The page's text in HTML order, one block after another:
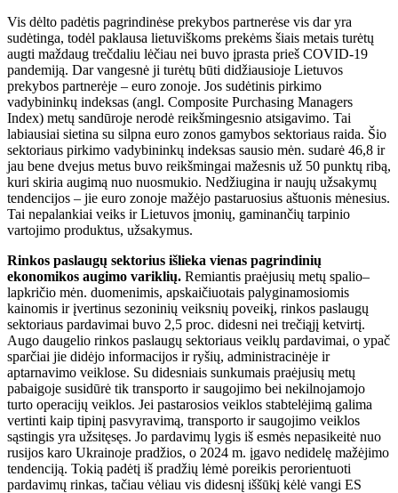
Vis dėlto padėtis pagrindinėse prekybos partnerėse vis dar yra
sudėtinga, todėl paklausa lietuviškoms prekėms šiais metais turėtų
augti maždaug trečdaliu lėčiau nei buvo įprasta prieš COVID-19
pandemiją. Dar vangesnė ji turėtų būti didžiausioje Lietuvos
prekybos partnerėje – euro zonoje. Jos sudėtinis pirkimo
vadybininkų indeksas (angl. Composite Purchasing Managers
Index) metų sandūroje nerodė reikšmingesnio atsigavimo. Tai
labiausiai sietina su silpna euro zonos gamybos sektoriaus raida. Šio
sektoriaus pirkimo vadybininkų indeksas sausio mėn. sudarė 46,8 ir
jau bene dvejus metus buvo reikšmingai mažesnis už 50 punktų ribą,
kuri skiria augimą nuo nuosmukio. Nedžiugina ir naujų užsakymų
tendencijos – jie euro zonoje mažėjo pastaruosius aštuonis mėnesius.
Tai nepalankiai veiks ir Lietuvos įmonių, gaminančių tarpinio
vartojimo produktus, užsakymus.
Rinkos paslaugų sektorius išlieka vienas pagrindinių
ekonomikos augimo variklių. Remiantis praėjusių metų spalio–
lapkričio mėn. duomenimis, apskaičiuotais palyginamosiomis
kainomis ir įvertinus sezoninių veiksnių poveikį, rinkos paslaugų
sektoriaus pardavimai buvo 2,5 proc. didesni nei trečiąjį ketvirtį.
Augo daugelio rinkos paslaugų sektoriaus veiklų pardavimai, o ypač
sparčiai jie didėjo informacijos ir ryšių, administracinėje ir
aptarnavimo veiklose. Su didesniais sunkumais praėjusių metų
pabaigoje susidūrė tik transporto ir saugojimo bei nekilnojamojo
turto operacijų veiklos. Jei pastarosios veiklos stabtelėjimą galima
vertinti kaip tipinį pasvyravimą, transporto ir saugojimo veiklos
sąstingis yra užsitęsęs. Jo pardavimų lygis iš esmės nepasikeitė nuo
rusijos karo Ukrainoje pradžios, o 2024 m. įgavo nedidelę mažėjimo
tendenciją. Tokią padėtį iš pradžių lėmė poreikis perorientuoti
pardavimų rinkas, tačiau vėliau vis didesnį iššūkį kėlė vangi ES